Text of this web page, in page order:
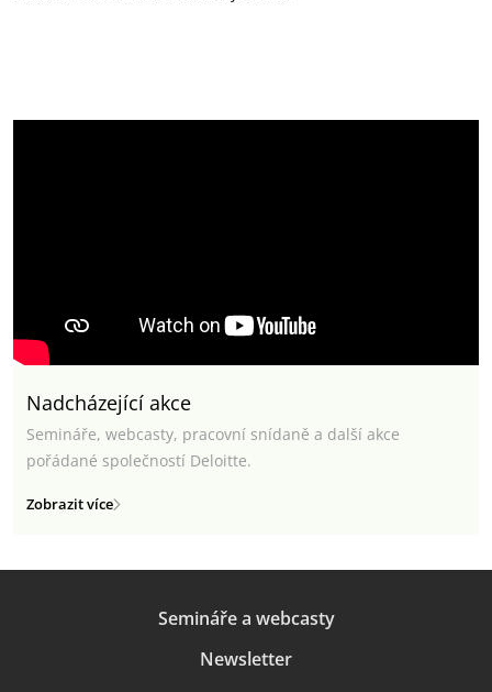
Nadcházející akce
Semináře, webcasty, pracovní snídaně a další akce
pořádané společností Deloitte.
Zobrazit více
Semináře a webcasty
Newsletter